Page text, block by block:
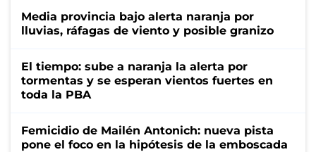
Media provincia bajo alerta naranja por
lluvias, ráfagas de viento y posible granizo
El tiempo: sube a naranja la alerta por
tormentas y se esperan vientos fuertes en
toda la PBA
Femicidio de Mailén Antonich: nueva pista
pone el foco en la hipótesis de la emboscada